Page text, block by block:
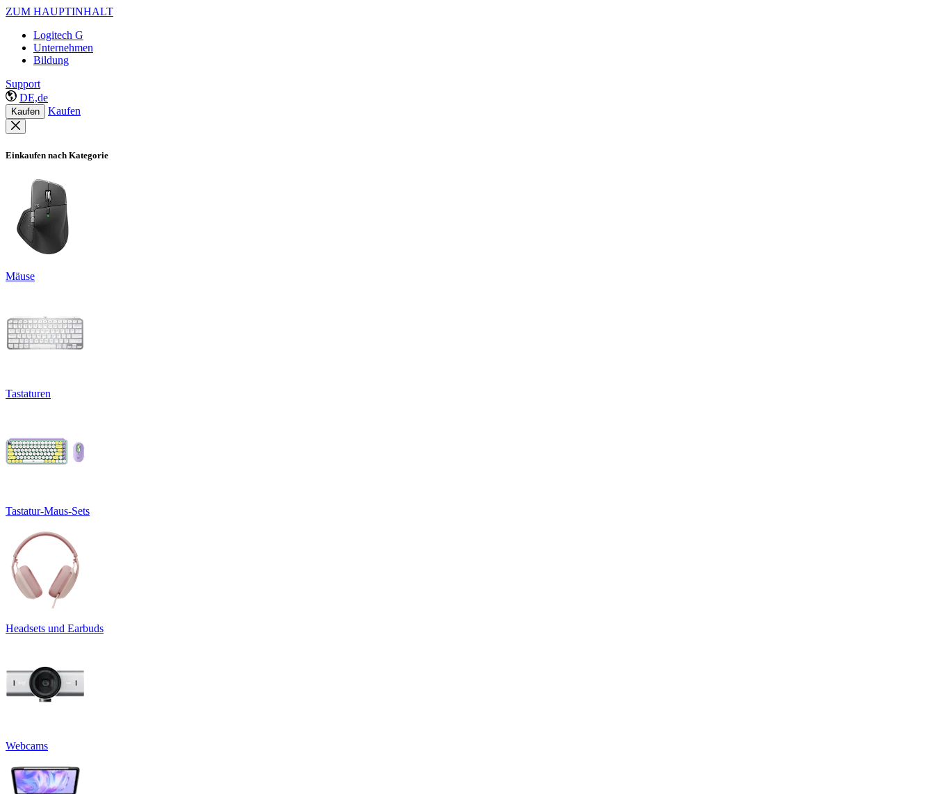
ZUM HAUPTINHALT
Logitech G
Unternehmen
Bildung
Support
DE,de
Kaufen Kaufen
Einkaufen nach Kategorie
Mäuse
Tastaturen
Tastatur-Maus-Sets
Headsets und Earbuds
Webcams